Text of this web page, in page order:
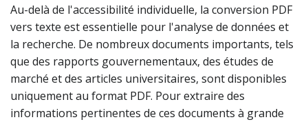
Au-delà de l'accessibilité individuelle, la conversion PDF
vers texte est essentielle pour l'analyse de données et
la recherche. De nombreux documents importants, tels
que des rapports gouvernementaux, des études de
marché et des articles universitaires, sont disponibles
uniquement au format PDF. Pour extraire des
informations pertinentes de ces documents à grande